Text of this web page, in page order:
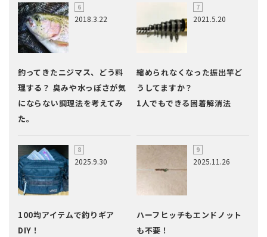
2018.3.22
釣ってきたニジマス、どう料
理する？ 臭みや水っぽさが気
にならない調理法を考えてみ
た。
2021.5.20
縮められなくなった振出竿ど
うしてますか？
1人でもできる固着解消法
2025.9.30
100均アイテムで釣りギア
DIY！
2025.11.26
ハーフヒッチもエンドノット
も不要！